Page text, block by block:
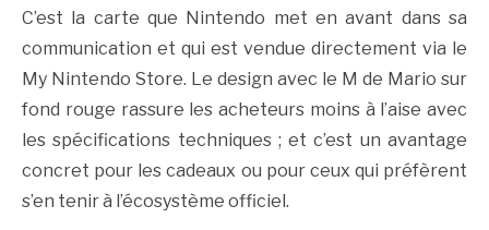
C’est la carte que Nintendo met en avant dans sa
communication et qui est vendue directement via le
My Nintendo Store. Le design avec le M de Mario sur
fond rouge rassure les acheteurs moins à l’aise avec
les spécifications techniques ; et c’est un avantage
concret pour les cadeaux ou pour ceux qui préfèrent
s’en tenir à l’écosystème officiel.